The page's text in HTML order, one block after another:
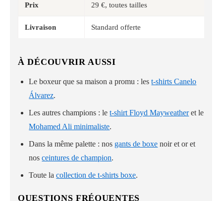
Prix 29 €, toutes tailles
Livraison Standard offerte
À DÉCOUVRIR AUSSI
Le boxeur que sa maison a promu : lest-shirts Canelo
Álvarez.
Les autres champions : let-shirt Floyd Mayweatheret le
Mohamed Ali minimaliste.
Dans la même palette : nos gants de boxe noir et or et
nosceintures de champion.
Toute lacollection de t-shirts boxe.
QUESTIONS FRÉQUENTES